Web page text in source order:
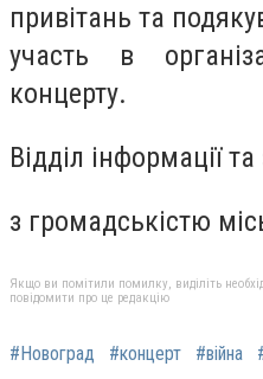
привітань та
участь в
концерту.
Відділ інформації та
з громадськістю
Якщо ви помітили помилку, виділіть
повідомити про це редакцію
#Новоград #концерт #війна